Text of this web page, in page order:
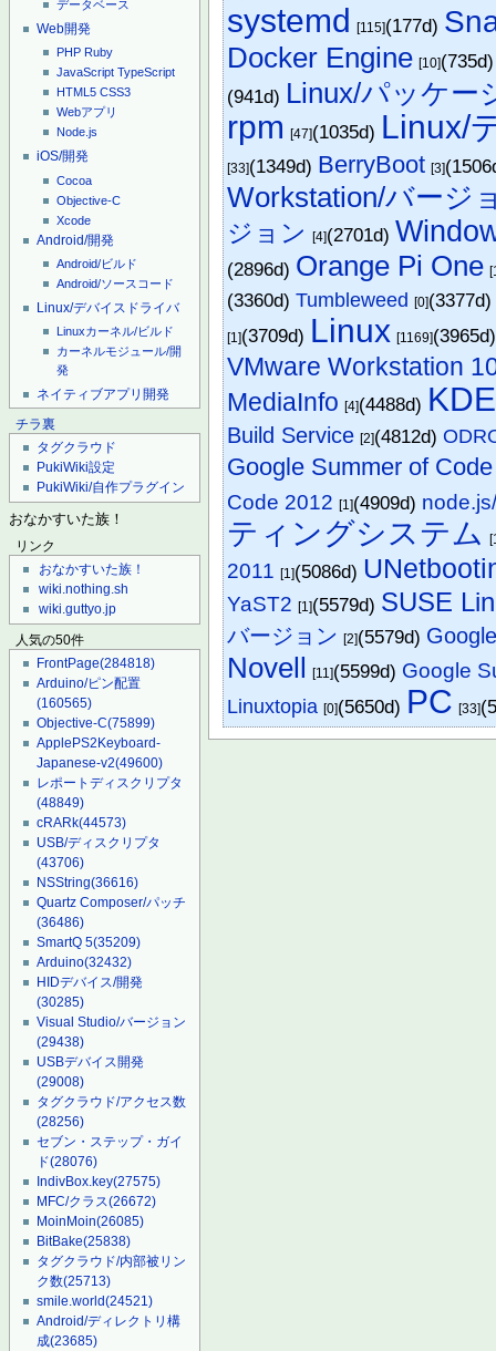
データベース
Web開発
PHP Ruby
JavaScript TypeScript
HTML5 CSS3
Webアプリ
Node.js
iOS/開発
Cocoa
Objective-C
Xcode
Android/開発
Android/ビルド
Android/ソースコード
Linux/デバイスドライバ
Linuxカーネル/ビルド
カーネルモジュール/開
発
ネイティブアプリ開発
チラ裏
タグクラウド
PukiWiki設定
PukiWiki/自作プラグイン
おなかすいた族！
リンク
おなかすいた族！
wiki.nothing.sh
wiki.guttyo.jp
人気の50件
FrontPage(284818)
Arduino/ピン配置
(160565)
Objective-C(75899)
ApplePS2Keyboard-
Japanese-v2(49600)
レポートディスクリプタ
(48849)
cRARk(44573)
USB/ディスクリプタ
(43706)
NSString(36616)
Quartz Composer/パッチ
(36486)
SmartQ 5(35209)
Arduino(32432)
HIDデバイス/開発
(30285)
Visual Studio/バージョン
(29438)
USBデバイス開発
(29008)
タグクラウド/アクセス数
(28256)
セブン・ステップ・ガイ
ド(28076)
IndivBox.key(27575)
MFC/クラス(26672)
MoinMoin(26085)
BitBake(25838)
タグクラウド/内部被リン
ク数(25713)
smile.world(24521)
Android/ディレクトリ構
成(23685)
systemd [115](177d)
Docker Engine [10]
(941d) Linux/パッケー
rpm [47](1035d) Linux/
[33](1349d) BerryBoot [3]
Workstation/バージ
ジョン [4](2701d)
(2896d) Orange Pi One
(3360d)Tumbleweed [0]
[1](3709d) Linux [1169]
VMware Workstation
MediaInfo [4](4488d) KDE
Build Service [2](4812d)
Google Summer of
Code 2012 [1](4909d)
ティングシステム
2011 [1](5086d)
YaST2 [1](5579d) SUSE
バージョン [2](5579d)
Novell [11](5599d) Google
Linuxtopia [0](5650d) PC [33]